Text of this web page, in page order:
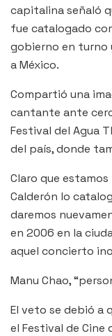
capitalina señaló
fue catalogado
gobierno en turno
a México.
Compartió una
cantante ante
Festival del Agua
del país, donde
Claro que
Calderón lo
daremos
en 2006 en la
aquel concierto
Manu Chao,
El veto se debió a
el Festival de Cine